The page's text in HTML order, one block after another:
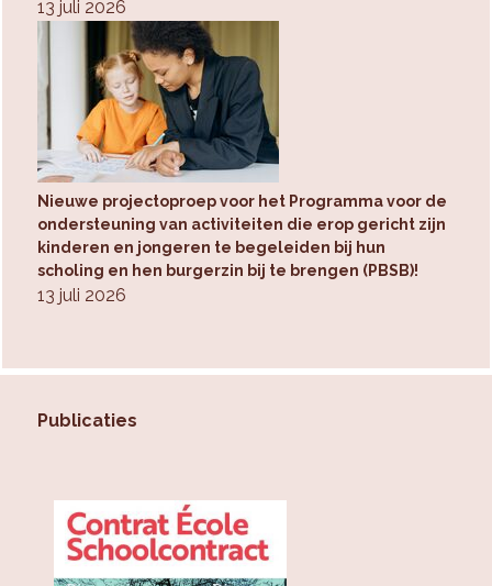
13 juli 2026
Nieuwe projectoproep voor het Programma voor de
ondersteuning van activiteiten die erop gericht zijn
kinderen en jongeren te begeleiden bij hun
scholing en hen burgerzin bij te brengen (PBSB)!
13 juli 2026
Publicaties